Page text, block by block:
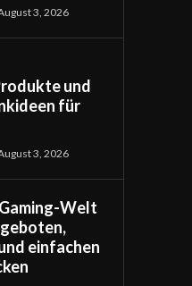
3, 2026
und
für
3, 2026
Welt
einfachen